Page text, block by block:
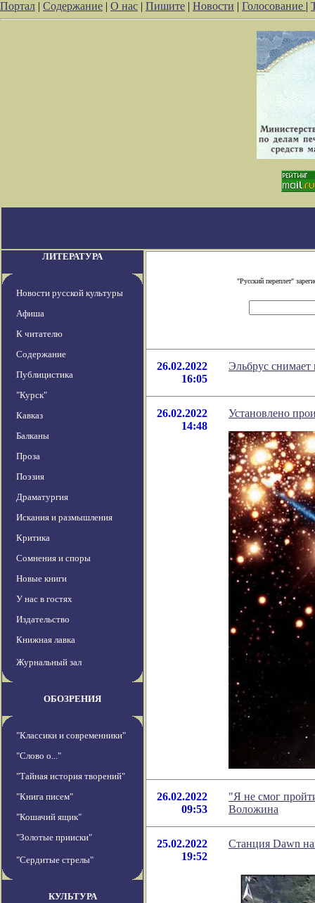
Портал | Содержание | О нас | Пишите | Новости | Голосование |
ЛИТЕРАТУРА
Новости русской культуры
Афиша
К читателю
Содержание
Публицистика
"Курск"
Кавказ
Балканы
Проза
Поэзия
Драматургия
Искания и размышления
Критика
Сомнения и споры
Новые книги
У нас в гостях
Издательство
Книжная лавка
Журнальный зал
ОБОЗРЕНИЯ
"Классики и современники"
"Слово о..."
"Тайная история творений"
"Книга писем"
"Кошачий ящик"
"Золотые прииски"
"Сердитые стрелы"
КУЛЬТУРА
"Русский переплет"
26.02.2022
16:05
Эльбрус снимает
26.02.2022
14:48
Установлено
26.02.2022
09:53
"Я не смог
Воложина
25.02.2022
19:52
Станция Dawn